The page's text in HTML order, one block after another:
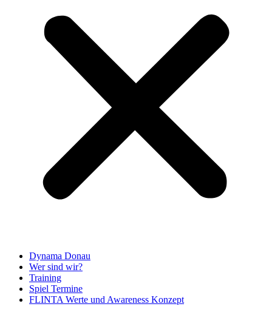
Dynama Donau
Wer sind wir?
Training
Spiel Termine
FLINTA Werte und Awareness Konzept